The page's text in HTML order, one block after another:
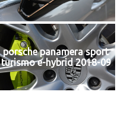
porsche panamera sport
turismo e-hybrid 2018-09